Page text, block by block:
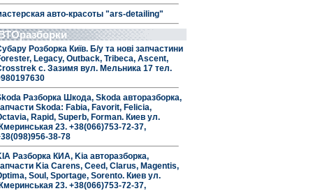
авто-красоты "ars-detailing"
Розборка Київ. Б/у та нові запчастини
Legacy, Outback, Tribeca, Ascent,
с. Зазимя вул. Мельника 17 тел.
Разборка Шкода, Skoda авторазборка,
Skoda: Fabia, Favorit, Felicia,
Rapid, Superb, Forman. Киев ул.
23. +38(066)753-72-37,
38-78
Разборка КИА, Kia авторазборка,
Kia Carens, Ceed, Clarus, Magentis,
Soul, Sportage, Sorento. Киев ул.
23. +38(066)753-72-37,